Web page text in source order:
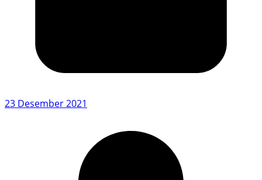
23 Desember 2021